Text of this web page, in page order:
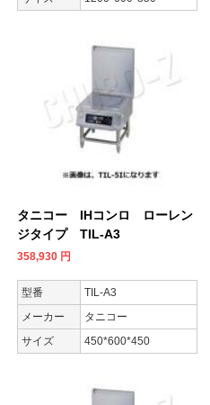
タニコー IHコンロ ローレン
ジタイプ TIL-A3
358,930 円
型番
TIL-A3
メーカー
タニコー
サイズ
450*600*450